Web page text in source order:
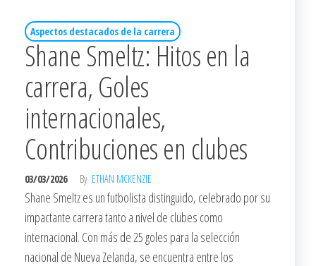
Aspectos destacados de la carrera
Shane Smeltz: Hitos en la
carrera, Goles
internacionales,
Contribuciones en clubes
03/03/2026 By ETHAN MCKENZIE
Shane Smeltz es un futbolista distinguido, celebrado por su
impactante carrera tanto a nivel de clubes como
internacional. Con más de 25 goles para la selección
nacional de Nueva Zelanda, se encuentra entre los